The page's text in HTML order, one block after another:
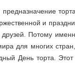
и
друзей. Потому
для многих
День торта. Этот